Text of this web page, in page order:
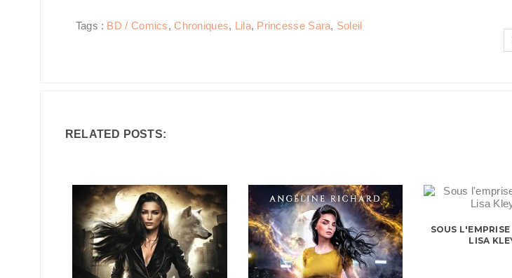
Tags : BD / Comics,Chroniques, Lila, Princesse Sara, Soleil
RELATED POSTS:
SOUS
LISA